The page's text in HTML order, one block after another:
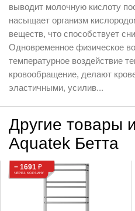
выводит молочную кислоту
насыщает организм
веществ, что способствует
Одновременное физическое
температурное воздействие
кровообращение, делают
эластичными, усилив...
Другие товары
Aquatek Бетта
− 1691 ₽
ЧЕРЕЗ КОРЗИНУ